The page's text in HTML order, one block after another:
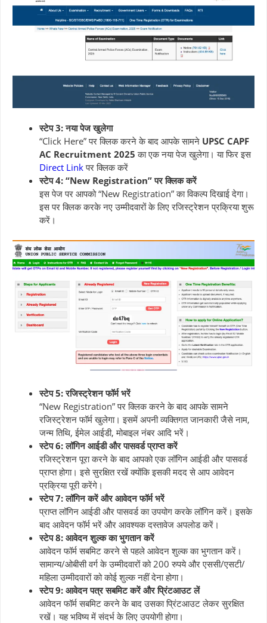
स्टेप 3: नया पेज खुलेगा
“Click Here” पर क्लिक करने के बाद आपके सामने UPSC CAPF
AC Recruitment 2025 का एक नया पेज खुलेगा। या फिर इस
Direct Linkपर क्लिक करें
स्टेप 4: “New Registration” पर क्लिक करें
इस पेज पर आपको “New Registration” का विकल्प दिखाई देगा।
इस पर क्लिक करके नए उम्मीदवारों के लिए रजिस्ट्रेशन प्रक्रिया शुरू
करें।
स्टेप 5: रजिस्ट्रेशन फॉर्म भरें
“New Registration” पर क्लिक करने के बाद आपके सामने
रजिस्ट्रेशन फॉर्म खुलेगा। इसमें अपनी व्यक्तिगत जानकारी जैसे नाम,
जन्म तिथि, ईमेल आईडी, मोबाइल नंबर आदि भरें।
स्टेप 6: लॉगिन आईडी और पासवर्ड प्राप्त करें
रजिस्ट्रेशन पूरा करने के बाद आपको एक लॉगिन आईडी और पासवर्ड
प्राप्त होगा। इसे सुरक्षित रखें क्योंकि इसकी मदद से आप आवेदन
प्रक्रिया पूरी करेंगे।
स्टेप 7: लॉगिन करें और आवेदन फॉर्म भरें
प्राप्त लॉगिन आईडी और पासवर्ड का उपयोग करके लॉगिन करें। इसके
बाद आवेदन फॉर्म भरें और आवश्यक दस्तावेज अपलोड करें।
स्टेप 8: आवेदन शुल्क का भुगतान करें
आवेदन फॉर्म सबमिट करने से पहले आवेदन शुल्क का भुगतान करें।
सामान्य/ओबीसी वर्ग के उम्मीदवारों को 200 रुपये और एससी/एसटी/
महिला उम्मीदवारों को कोई शुल्क नहीं देना होगा।
स्टेप 9: आवेदन पत्र सबमिट करें और प्रिंटआउट लें
आवेदन फॉर्म सबमिट करने के बाद उसका प्रिंटआउट लेकर सुरक्षित
रखें। यह भविष्य में संदर्भ के लिए उपयोगी होगा।